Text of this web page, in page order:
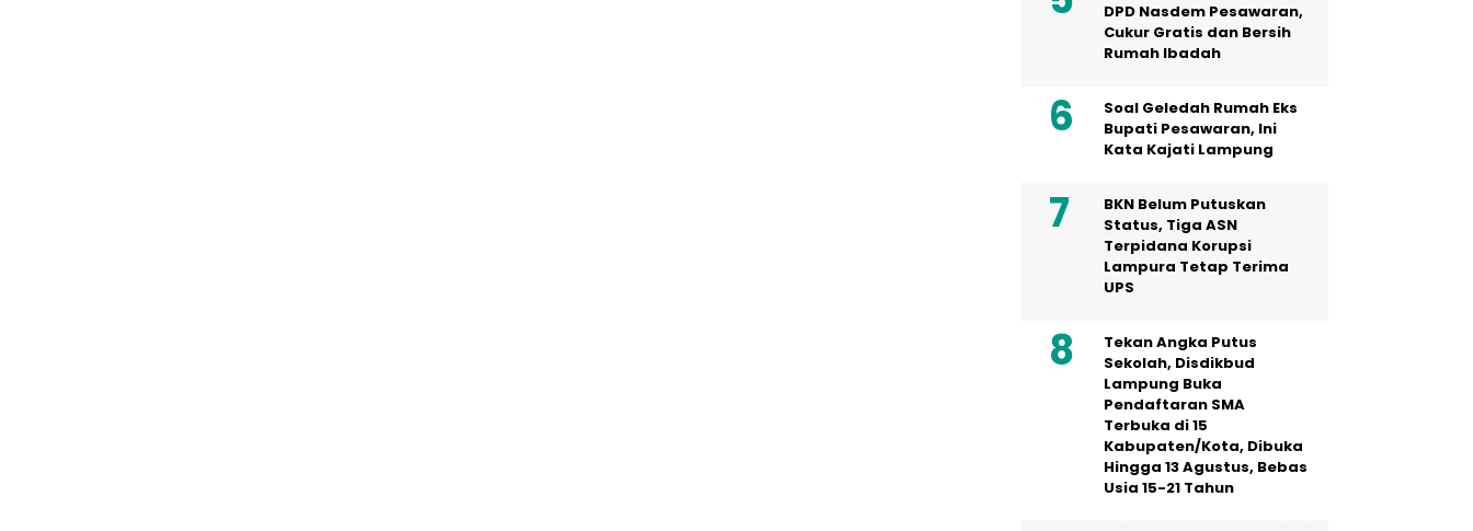
DPD Nasdem Pesawaran,
Cukur Gratis dan Bersih
Rumah Ibadah
Soal Geledah Rumah Eks
Bupati Pesawaran, Ini
Kata Kajati Lampung
BKN Belum Putuskan
Status, Tiga ASN
Terpidana Korupsi
Lampura Tetap Terima
UPS
Tekan Angka Putus
Sekolah, Disdikbud
Lampung Buka
Pendaftaran SMA
Terbuka di 15
Kabupaten/Kota, Dibuka
Hingga 13 Agustus, Bebas
Usia 15-21 Tahun